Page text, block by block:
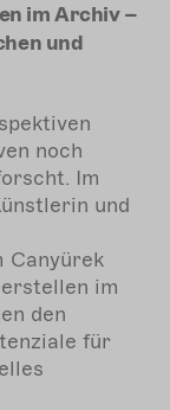
im Archiv –
und
noch
Im
und
Canyürek
im
den
für